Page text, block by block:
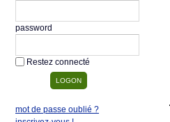
password
Restez connecté
mot de passe oublié ?